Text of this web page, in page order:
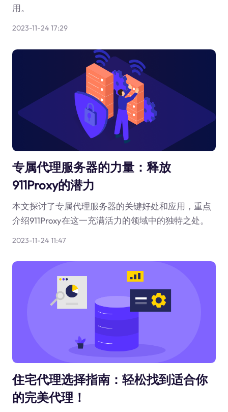
用。
2023-11-24 17:29
专属代理服务器的力量：释放
911Proxy的潜力
本文探讨了专属代理服务器的关键好处和应用，重点
介绍911Proxy在这一充满活力的领域中的独特之处。
2023-11-24 11:47
住宅代理选择指南：轻松找到适合你
的完美代理！